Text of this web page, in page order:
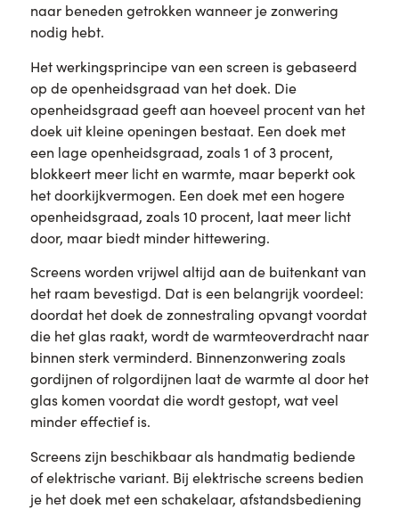
naar beneden getrokken wanneer je zonwering
nodig hebt.
Het werkingsprincipe van een screen is gebaseerd
op de openheidsgraad van het doek. Die
openheidsgraad geeft aan hoeveel procent van het
doek uit kleine openingen bestaat. Een doek met
een lage openheidsgraad, zoals 1 of 3 procent,
blokkeert meer licht en warmte, maar beperkt ook
het doorkijkvermogen. Een doek met een hogere
openheidsgraad, zoals 10 procent, laat meer licht
door, maar biedt minder hittewering.
Screens worden vrijwel altijd aan de buitenkant van
het raam bevestigd. Dat is een belangrijk voordeel:
doordat het doek de zonnestraling opvangt voordat
die het glas raakt, wordt de warmteoverdracht naar
binnen sterk verminderd. Binnenzonwering zoals
gordijnen of rolgordijnen laat de warmte al door het
glas komen voordat die wordt gestopt, wat veel
minder effectief is.
Screens zijn beschikbaar als handmatig bediende
of elektrische variant. Bij elektrische screens bedien
je het doek met een schakelaar, afstandsbediening